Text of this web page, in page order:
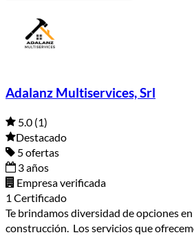
Adalanz Multiservices, Srl
5.0 (1)
Destacado
5 ofertas
3 años
Empresa verificada
1 Certificado
Te brindamos diversidad de opciones en
construcción. Los servicios que